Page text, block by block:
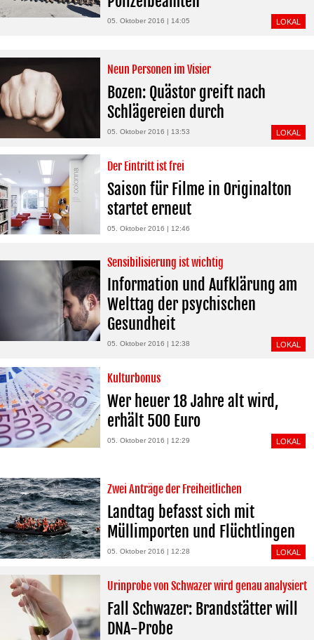
05. Oktober 2016 | 14:05 LOKAL
Neun Personen im Visier
Bozen: Quästor greift nach
Schlägereien durch
05. Oktober 2016 | 13:53 LOKAL
Der Eintritt ist frei
Saison für Filme in Originalton
startet erneut
05. Oktober 2016 | 12:46
Sensibilisierung ist wichtig
Information und Aufklärung am
Welttag der psychischen
Gesundheit
05. Oktober 2016 | 12:38 LOKAL
Kulturbonus
Wer heuer 18 Jahre alt wird,
erhält 500 Euro
05. Oktober 2016 | 12:29 LOKAL
Zwei Anträge der Freiheitlichen
Landtag befasst sich mit
Müllimporten und Flüchtlingen
05. Oktober 2016 | 12:28 LOKAL
Urinprobe von Schwazer wird genau analysiert
Fall Schwazer: Brandstätter will
DNA-Probe